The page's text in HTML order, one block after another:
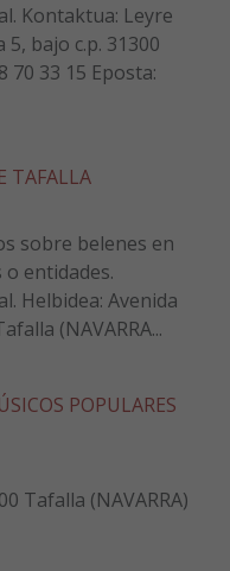
Kontaktua: Leyre
bajo c.p. 31300
70 33 15 Eposta:
TAFALLA
sobre belenes en
entidades.
Helbidea: Avenida
(NAVARRA...
POPULARES
Tafalla (NAVARRA)